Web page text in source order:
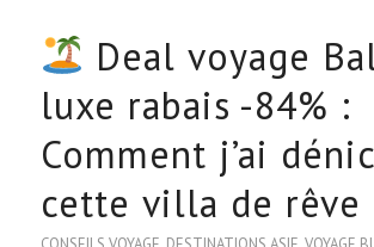
Deal voyage
luxe rabais -84% :
Comment j’ai
cette villa de rêve